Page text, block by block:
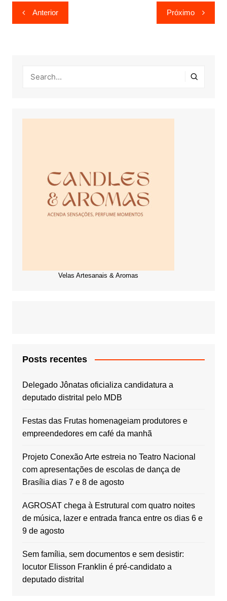
Navegação
de
Anterior Próximo
Velas Artesanais & Aromas
Posts recentes
Delegado Jônatas oficializa candidatura a
deputado distrital pelo MDB
Festas das Frutas homenageiam produtores e
empreendedores em café da manhã
Projeto Conexão Arte estreia no Teatro Nacional
com apresentações de escolas de dança de
Brasília dias 7 e 8 de agosto
AGROSAT chega à Estrutural com quatro noites
de música, lazer e entrada franca entre os dias 6 e
9 de agosto
Sem família, sem documentos e sem desistir:
locutor Elisson Franklin é pré-candidato a
deputado distrital